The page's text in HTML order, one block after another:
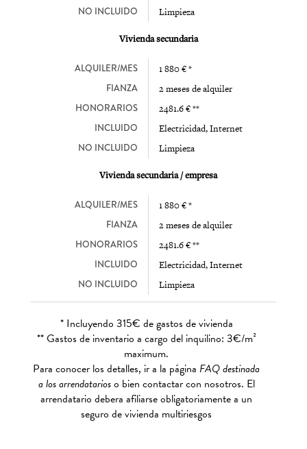
NO INCLUIDO Limpieza
Vivienda secundaria
ALQUILER/MES 1 880 € *
FIANZA 2 meses de alquiler
HONORARIOS 2481.6 € **
INCLUIDO Electricidad, Internet
NO INCLUIDO Limpieza
Vivienda secundaria / empresa
ALQUILER/MES 1 880 € *
FIANZA 2 meses de alquiler
HONORARIOS 2481.6 € **
INCLUIDO Electricidad, Internet
NO INCLUIDO Limpieza
* Incluyendo 315€ de gastos de vivienda
** Gastos de inventario a cargo del inquilino: 3€/m²
maximum.
Para conocer los detalles, ir a la página FAQ destinada
a los arrendatarioso bien contactar con nosotros. El
arrendatario debera afiliarse obligatoriamente a un
seguro de vivienda multiriesgos